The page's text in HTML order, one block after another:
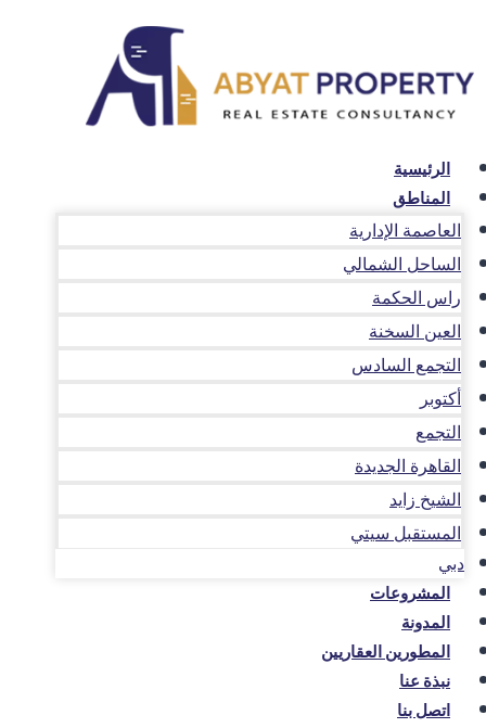
المحتوى
الرئيسية
المناطق
العاصمة الإدارية
الساحل الشمالي
راس الحكمة
العين السخنة
التجمع السادس
أكتوبر
التجمع
القاهرة الجديدة
الشيخ زايد
المستقبل سيتي
دبي
المشروعات
المدونة
المطورين العقاريين
نبذة عنا
اتصل بنا